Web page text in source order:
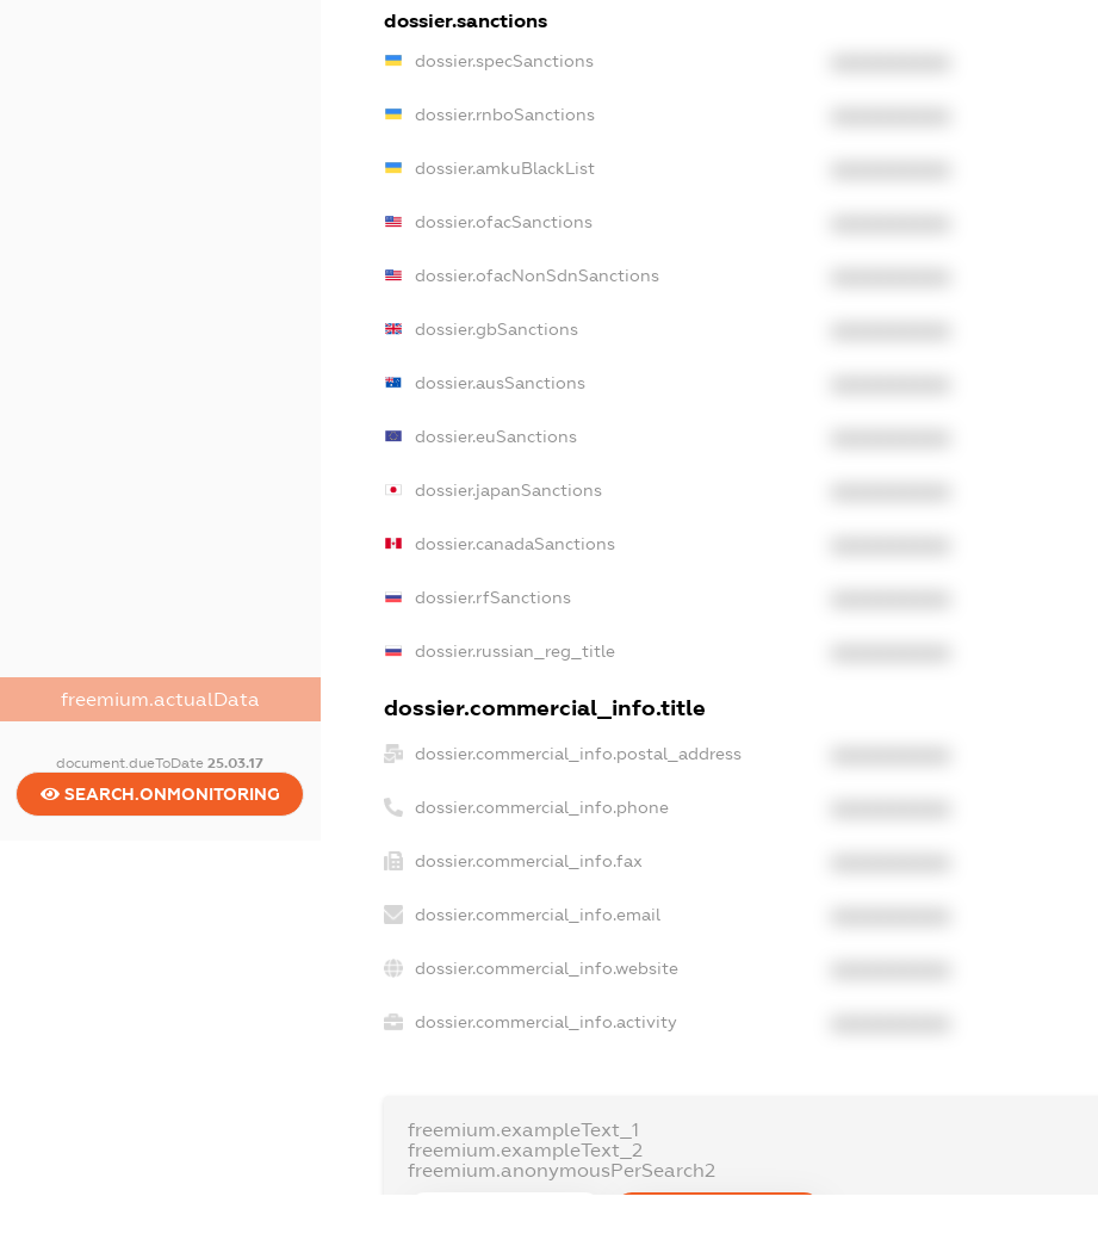
freemium.actualData
document.dueToDate25.03.17
SEARCH.ONMONITORING
dossier.sanctions
dossier.specSanctions
dossier.rnboSanctions
dossier.amkuBlackList
dossier.ofacSanctions
dossier.ofacNonSdnSanctions
dossier.gbSanctions
dossier.ausSanctions
dossier.euSanctions
dossier.japanSanctions
dossier.canadaSanctions
dossier.rfSanctions
dossier.russian_reg_title
dossier.commercial_info.title
dossier.commercial_info.postal_address
dossier.commercial_info.phone
dossier.commercial_info.fax
dossier.commercial_info.email
dossier.commercial_info.website
dossier.commercial_info.activity
freemium.exampleText_1
freemium.exampleText_2
freemium.anonymousPerSearch2